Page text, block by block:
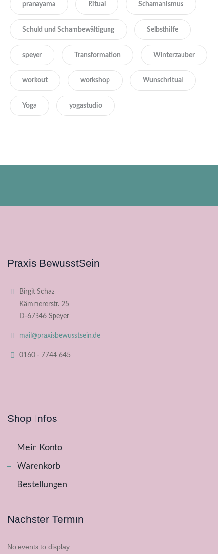
pranayama Ritual Schamanismus
Schuld und Schambewältigung Selbsthilfe
speyer Transformation Winterzauber
workout workshop Wunschritual
Yoga yogastudio
Praxis BewusstSein
Birgit Schaz
Kämmererstr. 25
D-67346 Speyer
mail@praxisbewusstsein.de
0160 - 7744 645
Shop Infos
Mein Konto
Warenkorb
Bestellungen
Nächster Termin
No events to display.